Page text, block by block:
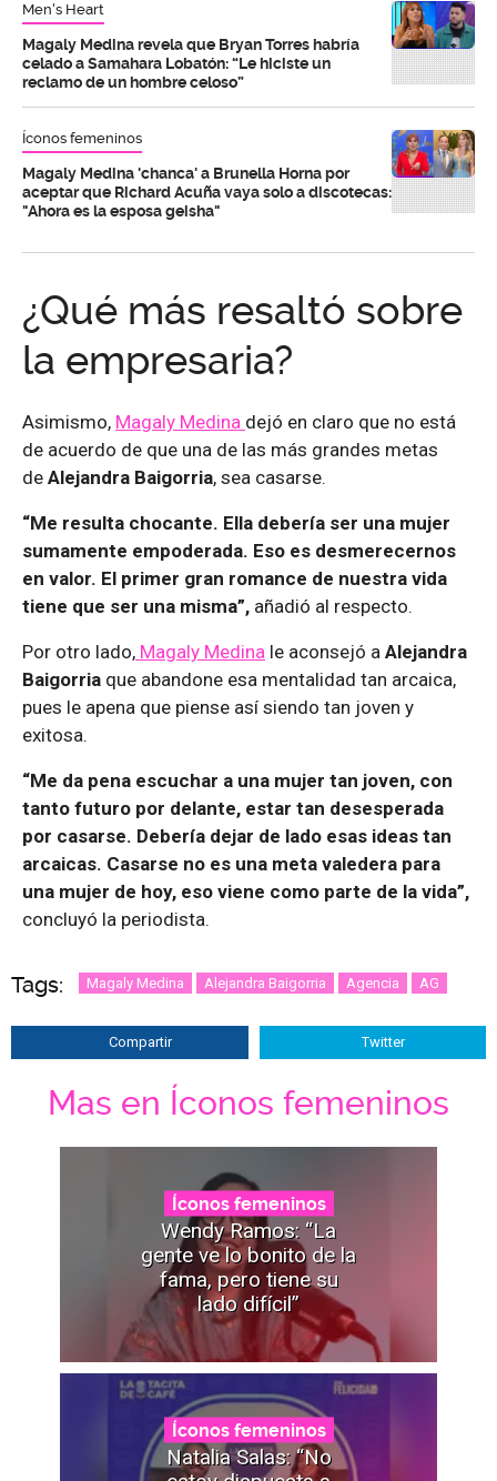
Men's Heart
Magaly Medina revela que Bryan Torres habría
celado a Samahara Lobatón: “Le hiciste un
reclamo de un hombre celoso”
Íconos femeninos
Magaly Medina 'chanca' a Brunella Horna por
aceptar que Richard Acuña vaya solo a discotecas:
"Ahora es la esposa geisha"
¿Qué más resaltó sobre
la empresaria?
Asimismo, Magaly Medina dejó en claro que no está
de acuerdo de que una de las más grandes metas
de Alejandra Baigorria, sea casarse.
“Me resulta chocante. Ella debería ser una mujer
sumamente empoderada. Eso es desmerecernos
en valor. El primer gran romance de nuestra vida
tiene que ser una misma”, añadió al respecto.
Por otro lado, Magaly Medina le aconsejó a Alejandra
Baigorria que abandone esa mentalidad tan arcaica,
pues le apena que piense así siendo tan joven y
exitosa.
“Me da pena escuchar a una mujer tan joven, con
tanto futuro por delante, estar tan desesperada
por casarse. Debería dejar de lado esas ideas tan
arcaicas. Casarse no es una meta valedera para
una mujer de hoy, eso viene como parte de la vida”,
concluyó la periodista.
Tags: Magaly Medina Alejandra Baigorria Agencia AG
Compartir Twitter
Mas en Íconos femeninos
Íconos femeninos
Wendy Ramos: “La
gente ve lo bonito de la
fama, pero tiene su
lado difícil”
Íconos femeninos
Natalia Salas: “No